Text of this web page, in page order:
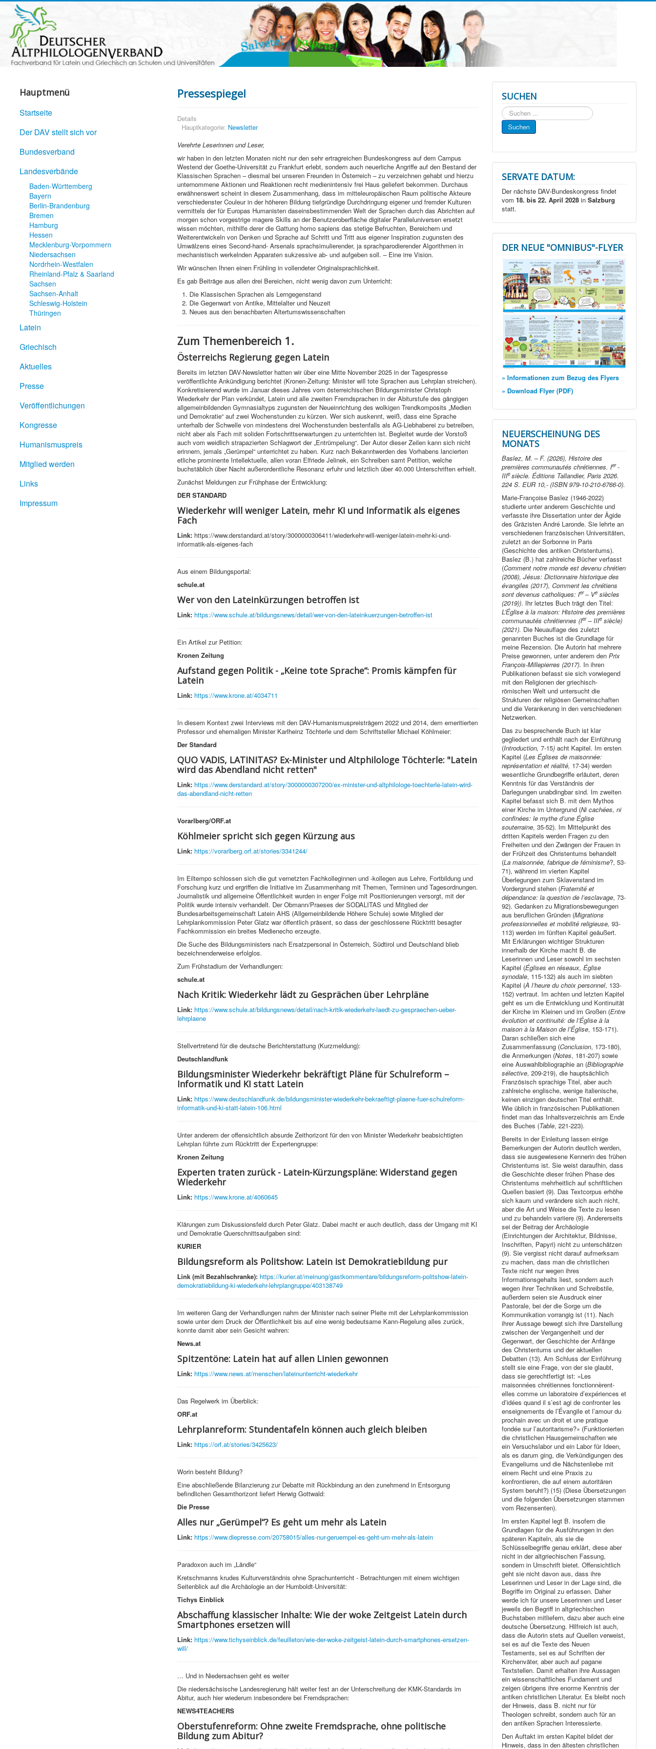
Hauptmenü
Startseite
Der DAV stellt sich vor
Bundesverband
Landesverbände
Baden-Württemberg
Bayern
Berlin-Brandenburg
Bremen
Hamburg
Hessen
Mecklenburg-Vorpommern
Niedersachsen
Nordrhein-Westfalen
Rheinland-Pfalz & Saarland
Sachsen
Sachsen-Anhalt
Schleswig-Holstein
Thüringen
Latein
Griechisch
Aktuelles
Presse
Veröffentlichungen
Kongresse
Humanismuspreis
Mitglied werden
Links
Impressum
Pressespiegel
Details
Hauptkategorie: Newsletter
Verehrte Leserinnen und Leser,
wir haben in den letzten Monaten nicht nur den sehr ertragreichen Bundeskongress auf dem Campus
Westend der Goethe-Universität zu Frankfurt erlebt, sondern auch neuerliche Angriffe auf den Bestand der
Klassischen Sprachen – diesmal bei unseren Freunden in Österreich – zu verzeichnen gehabt und hierzu
unternommene Aktionen und Reaktionen recht medienintensiv frei Haus geliefert bekommen. Durchaus
erwähnenswert scheint in diesem Zusammenhang, dass im mitteleuropäischen Raum politische Akteure
verschiedenster Couleur in der höheren Bildung tiefgründige Durchdringung eigener und fremder Kulturen
vermittels der für Europas Humanisten daseinsbestimmenden Welt der Sprachen durch das Abrichten auf
morgen schon vorgestrige magere Skills an der Benutzeroberfläche digitaler Paralleluniversen ersetzt
wissen möchten, mithilfe derer die Gattung homo sapiens das stetige Befruchten, Bereichern und
Weiterentwickeln von Denken und Sprache auf Schritt und Tritt aus eigener Inspiration zugunsten des
Umwälzens eines Second-hand- Arsenals sprachsimulierender, ja sprachparodierender Algorithmen in
mechanistisch werkelnden Apparaten sukzessive ab- und aufgeben soll. – Eine irre Vision.
Wir wünschen Ihnen einen Frühling in vollendeter Originalsprachlichkeit.
Es gab Beiträge aus allen drei Bereichen, nicht wenig davon zum Unterricht:
Die Klassischen Sprachen als Lerngegenstand
Die Gegenwart von Antike, Mittelalter und Neuzeit
Neues aus den benachbarten Altertumswissenschaften
Zum Themenbereich 1.
Österreichs Regierung gegen Latein
Bereits im letzten DAV-Newsletter hatten wir über eine Mitte November 2025 in der Tagespresse
veröffentlichte Ankündigung berichtet (Kronen-Zeitung: Minister will tote Sprachen aus Lehrplan streichen).
Konkretisierend wurde im Januar dieses Jahres vom österreichischen Bildungsminister Christoph
Wiederkehr der Plan verkündet, Latein und alle zweiten Fremdsprachen in der Abiturstufe des gängigen
allgemeinbildenden Gymnasialtyps zugunsten der Neueinrichtung des wolkigen Trendkomposits „Medien
und Demokratie“ auf zwei Wochenstunden zu kürzen. Wer sich auskennt, weiß, dass eine Sprache
unterhalb der Schwelle von mindestens drei Wochenstunden bestenfalls als AG-Liebhaberei zu betreiben,
nicht aber als Fach mit soliden Fortschrittserwartungen zu unterrichten ist. Begleitet wurde der Vorstoß
auch vom weidlich strapazierten Schlagwort der „Entrümpelung“. Der Autor dieser Zeilen kann sich nicht
erinnern, jemals „Gerümpel“ unterrichtet zu haben. Kurz nach Bekanntwerden des Vorhabens lancierten
etliche prominente Intellektuelle, allen voran Elfriede Jelinek, ein Schreiben samt Petition, welche
buchstäblich über Nacht außerordentliche Resonanz erfuhr und letztlich über 40.000 Unterschriften erhielt.
Zunächst Meldungen zur Frühphase der Entwicklung:
DER STANDARD
Wiederkehr will weniger Latein, mehr KI und Informatik als eigenes
Fach
Link:https://www.derstandard.at/story/3000000306411/wiederkehr-will-weniger-latein-mehr-ki-und-
informatik-als-eigenes-fach
Aus einem Bildungsportal:
schule.at
Wer von den Lateinkürzungen betroffen ist
Link: https://www.schule.at/bildungsnews/detail/wer-von-den-lateinkuerzungen-betroffen-ist
Ein Artikel zur Petition:
Kronen Zeitung
Aufstand gegen Politik - „Keine tote Sprache“: Promis kämpfen für
Latein
Link: https://www.krone.at/4034711
In diesem Kontext zwei Interviews mit den DAV-Humanismuspreisträgern 2022 und 2014, dem emeritierten
Professor und ehemaligen Minister Karlheinz Töchterle und dem Schriftsteller Michael Köhlmeier:
Der Standard
QUO VADIS, LATINITAS? Ex-Minister und Altphilologe Töchterle: "Latein
wird das Abendland nicht retten"
Link: https://www.derstandard.at/story/3000000307200/ex-minister-und-altphilologe-toechterle-latein-wird-
das-abendland-nicht-retten
Vorarlberg/ORF.at
Köhlmeier spricht sich gegen Kürzung aus
Link: https://vorarlberg.orf.at/stories/3341244/
Im Eiltempo schlossen sich die gut vernetzten Fachkolleginnen und -kollegen aus Lehre, Fortbildung und
Forschung kurz und ergriffen die Initiative im Zusammenhang mit Themen, Terminen und Tagesordnungen.
Journalistik und allgemeine Öffentlichkeit wurden in enger Folge mit Positionierungen versorgt, mit der
Politik wurde intensiv verhandelt. Der Obmann/Praeses der SODALITAS und Mitglied der
Bundesarbeitsgemeinschaft Latein AHS (Allgemeinbildende Höhere Schule) sowie Mitglied der
Lehrplankommission Peter Glatz war öffentlich präsent, so dass der geschlossene Rücktritt besagter
Fachkommission ein breites Medienecho erzeugte.
Die Suche des Bildungsministers nach Ersatzpersonal in Österreich, Südtirol und Deutschland blieb
bezeichnenderweise erfolglos.
Zum Frühstadium der Verhandlungen:
schule.at
Nach Kritik: Wiederkehr lädt zu Gesprächen über Lehrpläne
Link: https://www.schule.at/bildungsnews/detail/nach-kritik-wiederkehr-laedt-zu-gespraechen-ueber-
lehrplaene
Stellvertretend für die deutsche Berichterstattung (Kurzmeldung):
Deutschlandfunk
Bildungsminister Wiederkehr bekräftigt Pläne für Schulreform –
Informatik und KI statt Latein
Link: https://www.deutschlandfunk.de/bildungsminister-wiederkehr-bekraeftigt-plaene-fuer-schulreform-
informatik-und-ki-statt-latein-106.html
Unter anderem der offensichtlich absurde Zeithorizont für den von Minister Wiederkehr beabsichtigten
Lehrplan führte zum Rücktritt der Expertengruppe:
Kronen Zeitung
Experten traten zurück - Latein-Kürzungspläne: Widerstand gegen
Wiederkehr
Link: https://www.krone.at/4060645
Klärungen zum Diskussionsfeld durch Peter Glatz. Dabei macht er auch deutlich, dass der Umgang mit KI
und Demokratie Querschnittsaufgaben sind:
KURIER
Bildungsreform als Politshow: Latein ist Demokratiebildung pur
Link (mit Bezahlschranke): https://kurier.at/meinung/gastkommentare/bildungsreform-politshow-latein-
demokratiebildung-ki-wiederkehr-lehrplangruppe/403138749
Im weiteren Gang der Verhandlungen nahm der Minister nach seiner Pleite mit der Lehrplankommission
sowie unter dem Druck der Öffentlichkeit bis auf eine wenig bedeutsame Kann-Regelung alles zurück,
konnte damit aber sein Gesicht wahren:
News.at
Spitzentöne: Latein hat auf allen Linien gewonnen
Link: https://www.news.at/menschen/lateinunterricht-wiederkehr
Das Regelwerk im Überblick:
ORF.at
Lehrplanreform: Stundentafeln können auch gleich bleiben
Link: https://orf.at/stories/3425623/
Worin besteht Bildung?
Eine abschließende Bilanzierung zur Debatte mit Rückbindung an den zunehmend in Entsorgung
befindlichen Gesamthorizont liefert Herwig Gottwald:
Die Presse
Alles nur „Gerümpel“? Es geht um mehr als Latein
Link: https://www.diepresse.com/20758015/alles-nur-geruempel-es-geht-um-mehr-als-latein
Paradoxon auch im „Ländle“
Kretschmanns krudes Kulturverständnis ohne Sprachunterricht - Betrachtungen mit einem wichtigen
Seitenblick auf die Archäologie an der Humboldt-Universität:
Tichys Einblick
Abschaffung klassischer Inhalte: Wie der woke Zeitgeist Latein durch
Smartphones ersetzen will
Link: https://www.tichyseinblick.de/feuilleton/wie-der-woke-zeitgeist-latein-durch-smartphones-ersetzen-
will/
… Und in Niedersachsen geht es weiter
Die niedersächsische Landesregierung hält weiter fest an der Unterschreitung der KMK-Standards im
Abitur, auch hier wiederum insbesondere bei Fremdsprachen:
NEWS4TEACHERS
Oberstufenreform: Ohne zweite Fremdsprache, ohne politische
Bildung zum Abitur?
SUCHEN
Suchen
...
Suchen
SERVATE DATUM:
Der nächste DAV-Bundeskongress findet
vom18. bis 22. April 2028 inSalzburg
statt.
DER NEUE "OMNIBUS"-FLYER
» Informationen zum Bezug des Flyers
» Download Flyer (PDF)
NEUERSCHEINUNG DES
MONATS
Baslez, M. – F. (2026), Histoire des
premières communautés chrétiennes. Ier-
IIIe siècle. Éditions Tallandier, Paris 2026.
224 S. EUR 10,- (ISBN 979-10-210-6766-0).
Marie-Françoise Baslez (1946-2022)
studierte unter anderem Geschichte und
verfasste ihre Dissertation unter der Ägide
des Gräzisten André Laronde. Sie lehrte an
verschiedenen französischen Universitäten,
zuletzt an der Sorbonne in Paris
(Geschichte des antiken Christentums).
Baslez (B.) hat zahlreiche Bücher verfasst
(Comment notre monde est devenu chrétien
(2008), Jésus: Dictionnaire historique des
évangiles (2017), Comment les chrétiens
sont devenus catholiques: Ier– Ve siècles
(2019)). Ihr letztes Buch trägt den Titel:
L’Église à la maison: Histoire des premières
communautés chrétiennes (Ier– IIIe siècle)
(2021). Die Neuauflage des zuletzt
genannten Buches ist die Grundlage für
meine Rezension. Die Autorin hat mehrere
Preise gewonnen, unter anderem denPrix
François-Millepierres (2017). In ihren
Publikationen befasst sie sich vorwiegend
mit den Religionen der griechisch-
römischen Welt und untersucht die
Strukturen der religiösen Gemeinschaften
und die Verankerung in den verschiedenen
Netzwerken.
Das zu besprechende Buch ist klar
gegliedert und enthält nach der Einführung
(Introduction,7-15)acht Kapitel. Im ersten
Kapitel (Les Églises de maisonnée:
représentation et réalité, 17-34) werden
wesentliche Grundbegriffe erläutert, deren
Kenntnis für das Verständnis der
Darlegungen unabdingbar sind. Im zweiten
Kapitel befasst sich B. mit dem Mythos
einer Kirche im Untergrund (Ni cachées, ni
confinées: le mythe d’une Église
souterraine, 35-52). Im Mittelpunkt des
dritten Kapitels werden Fragen zu den
Freiheiten und den Zwängen der Frauen in
der Frühzeit des Christentums behandelt
(La maisonnée, fabrique de féminisme?, 53-
71), während im vierten Kapitel
Überlegungen zum Sklavenstand im
Vordergrund stehen (Fraternité et
dépendance: la question de l’esclavage, 73-
92). Gedanken zu Migrationsbewegungen
aus beruflichen Gründen (Migrations
professionnelles et mobilité religieuse,93-
113) werden im fünften Kapitel geäußert.
Mit Erklärungen wichtiger Strukturen
innerhalb der Kirche macht B. die
Leserinnen und Leser sowohl im sechsten
Kapitel (Églises en réseaux, Église
synodale, 115-132) als auch im siebten
Kapitel (À l’heure du choix personnel, 133-
152) vertraut. Im achten und letzten Kapitel
geht es um die Entwicklung und Kontinuität
der Kirche im Kleinen und im Großen (Entre
évolution et continuité: de l’Église à la
maison à la Maison de l’Église, 153-171).
Daran schließen sich eine
Zusammenfassung (Conclusion, 173-180),
die Anmerkungen (Notes, 181-207) sowie
eine Auswahlbibliographie an (Bibliographie
sélective, 209-219), die hauptsächlich
Französisch sprachige Titel, aber auch
zahlreiche englische, wenige italienische,
keinen einzigen deutschen Titel enthält.
Wie üblich in französischen Publikationen
findet man das Inhaltsverzeichnis am Ende
des Buches (Table, 221-223).
Bereits in der Einleitung lassen einige
Bemerkungen der Autorin deutlich werden,
dass sie ausgewiesene Kennerin des frühen
Christentums ist. Sie weist daraufhin, dass
die Geschichte dieser frühen Phase des
Christentums mehrheitlich auf schriftlichen
Quellen basiert (9). Das Textcorpus erhöhe
sich kaum und verändere sich auch nicht,
aber die Art und Weise die Texte zu lesen
und zu behandeln variiere (9). Andererseits
sei der Beitrag der Archäologie
(Einrichtungen der Architektur, Bildnisse,
Inschriften, Papyri) nicht zu unterschätzen
(9). Sie vergisst nicht darauf aufmerksam
zu machen, dass man die christlichen
Texte nicht nur wegen ihres
Informationsgehalts liest, sondern auch
wegen ihrer Techniken und Schreibstile,
außerdem seien sie Ausdruck einer
Pastorale, bei der die Sorge um die
Kommunikation vorrangig ist (11). Nach
ihrer Aussage bewegt sich ihre Darstellung
zwischen der Vergangenheit und der
Gegenwart, der Geschichte der Anfänge
des Christentums und der aktuellen
Debatten (13). Am Schluss der Einführung
stellt sie eine Frage, von der sie glaubt,
dass sie gerechtfertigt ist: «Les
maisonnées chrétiennes fonctionnèrent-
elles comme un laboratoire d’expériences et
d’idées quand il s’est agi de confronter les
enseignements de l’Évangile et l’amour du
prochain avec un droit et une pratique
fondée sur l’autoritarisme?» (Funktionierten
die christlichen Hausgemeinschaften wie
ein Versuchslabor und ein Labor für Ideen,
als es darum ging, die Verkündigungen des
Evangeliums und die Nächstenliebe mit
einem Recht und eine Praxis zu
konfrontieren, die auf einem autoritären
System beruht?) (15) (Diese Übersetzungen
und die folgenden Übersetzungen stammen
vom Rezensenten).
Im ersten Kapitel legt B. insofern die
Grundlagen für die Ausführungen in den
späteren Kapiteln, als sie die
Schlüsselbegriffe genau erklärt, diese aber
nicht in der altgriechischen Fassung,
sondern in Umschrift bietet. Offensichtlich
geht sie nicht davon aus, dass ihre
Leserinnen und Leser in der Lage sind, die
Begriffe im Original zu erfassen. Daher
werde ich für unsere Leserinnen und Leser
jeweils den Begriff in altgriechischen
Buchstaben mitliefern, dazu aber auch eine
deutsche Übersetzung. Hilfreich ist auch,
dass die Autorin stets auf Quellen verweist,
sei es auf die Texte des Neuen
Testaments, sei es auf Schriften der
Kirchenväter, aber auch auf pagane
Textstellen. Damit erhalten ihre Aussagen
ein wissenschaftliches Fundament und
zeigen übrigens ihre enorme Kenntnis der
antiken christlichen Literatur. Es bleibt noch
der Hinweis, dass B. nicht nur für
Theologen schreibt, sondern auch für an
den antiken Sprachen Interessierte.
Den Auftakt im ersten Kapitel bildet der
Hinweis, dass in den ältesten christlichen